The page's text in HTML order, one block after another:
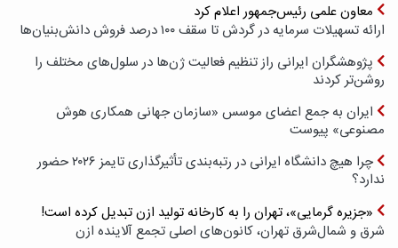
معاون علمی رئیس‌جمهور اعلام کرد
ارائه تسهیلات سرمایه در گردش تا سقف ۱۰۰ درصد فروش دانش‌بنیان‌ها
پژوهشگران ایرانی راز تنظیم فعالیت ژن‌ها در سلول‌های مختلف را
روشن‌تر کردند
ایران به جمع اعضای موسس «سازمان جهانی همکاری هوش
مصنوعی» پیوست
چرا هیچ دانشگاه ایرانی در رتبه‌بندی تأثیرگذاری تایمز ۲۰۲۶ حضور
ندارد؟
«جزیره گرمایی»، تهران را به کارخانه تولید ازن تبدیل کرده است!
شرق و شمال‌شرق تهران، کانون‌های اصلی تجمع آلاینده ازن